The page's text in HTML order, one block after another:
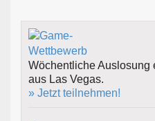
Wöchentliche Auslosung
aus Las Vegas.
» Jetzt teilnehmen!